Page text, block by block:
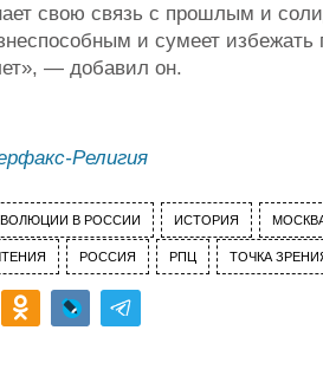
свою связь с прошлым и
и сумеет
— добавил он.
Религия
В РОССИИ ИСТОРИЯ
РОССИЯ РПЦ ТОЧКА